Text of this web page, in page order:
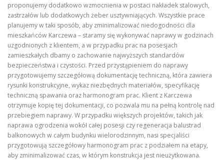
proponujemy dodatkowo wzmocnienia w postaci nakładek stalowych,
zastrzałów lub dodatkowych żeber usztywniających. Wszystkie prace
planujemy w taki sposób, aby zminimalizować niedogodności dla
mieszkańców Karczewa – staramy się wykonywać naprawy w godzinach
uzgodnionych z klientem, a w przypadku prac na posesjach
zamieszkałych dbamy o zachowanie najwyższych standardów
bezpieczeństwa i czystości. Przed przystąpieniem do naprawy
przygotowujemy szczegółową dokumentację techniczną, która zawiera
rysunki konstrukcyjne, wykaz niezbędnych materiałów, specyfikację
techniczną spawania oraz harmonogram prac. Klient z Karczewa
otrzymuje kopię tej dokumentacji, co pozwala mu na pełną kontrolę nad
przebiegiem naprawy. W przypadku większych projektów, takich jak
naprawa ogrodzenia wokół całej posesji czy regeneracja balustrad
balkonowych w całym budynku wielorodzinnym, nasi specjaliści
przygotowują szczegółowy harmonogram prac z podziałem na etapy,
aby zminimalizować czas, w którym konstrukcja jest nieużytkowana.